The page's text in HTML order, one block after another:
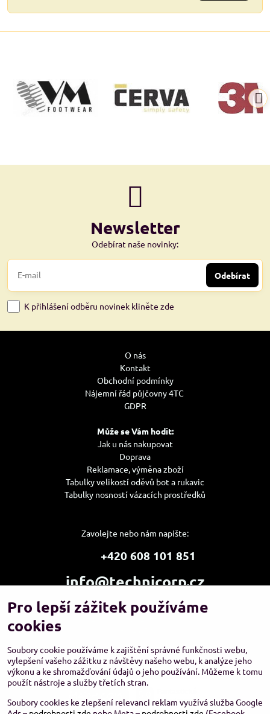
Newsletter
Odebírat naše novinky:
Odebírat
K přihlášení odběru novinek kliněte zde
O nás
Kontakt
Obchodní podmínky
Nájemní řád půjčovny 4TC
GDPR
Může se Vám hodit:
Jak u nás nakupovat
Doprava
Reklamace, výměna zboží
Tabulky velikostí oděvů bot a rukavic
Tabulky nosností vázacích prostředků
Zavolejte nebo nám napište:
+420 608 101 851
info@technicorp.cz
Showroom a výdejní místo:
TECHNICORP ESHOP s.r.o.
143 00 Praha 4 – Modřany
Pro lepší zážitek používáme
cookies
Soubory cookie používáme k zajištění správné funkčnosti webu,
vylepšení vašeho zážitku z návštěvy našeho webu, k analýze jeho
výkonu a ke shromažďování údajů o jeho používání. Můžeme k tomu
použít nástroje a služby třetích stran.
Soubory cookies ke zlepšení relevanci reklam využívá služba Google